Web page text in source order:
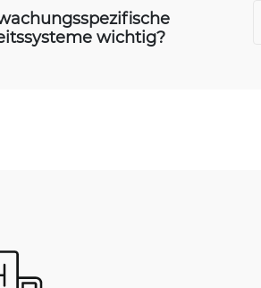
wichtig?